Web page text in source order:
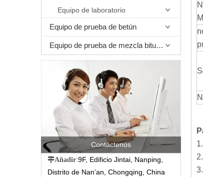
Equipo de laboratorio
Equipo de prueba de betún
Equipo de prueba de mezcla bituminosa
Contáctenos
Añadir:9F, Edificio Jintai, Nanping,
Distrito de Nan’an, Chongqing, China